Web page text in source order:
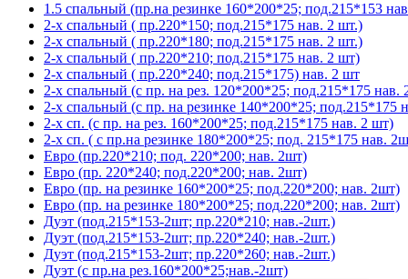
1.5 спальный (пр.на резинке 160*200*25; под.215*153
2-х спальный ( пр.220*150; под.215*175 нав. 2 шт.)
2-х спальный ( пр.220*180; под.215*175 нав. 2 шт.)
2-х спальный ( пр.220*210; под.215*175 нав. 2 шт)
2-х спальный ( пр.220*240; под.215*175) нав. 2 шт
2-х спальный (с пр. на рез. 120*200*25; под.215*175 нав.
2-х спальный (с пр. на резинке 140*200*25; под.215*175
2-х сп. (с пр. на рез. 160*200*25; под.215*175 нав. 2 шт)
2-х сп. ( с пр.на резинке 180*200*25; под. 215*175 нав.
Евро (пр.220*210; под. 220*200; нав. 2шт)
Евро (пр. 220*240; под.220*200; нав. 2шт)
Евро (пр. на резинке 160*200*25; под.220*200; нав. 2шт)
Евро (пр. на резинке 180*200*25; под.220*200; нав. 2шт)
Дуэт (под.215*153-2шт; пр.220*210; нав.-2шт.)
Дуэт (под.215*153-2шт; пр.220*240; нав.-2шт.)
Дуэт (под.215*153-2шт; пр.220*260; нав.-2шт.)
Дуэт (с пр.на рез.160*200*25;нав.-2шт)